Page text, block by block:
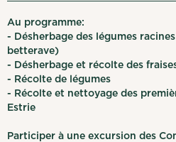
Au programme:
- Désherbage des légumes
betterave)
- Désherbage et récolte des
- Récolte de légumes
- Récolte et nettoyage des
Estrie
Participer à une excursion des